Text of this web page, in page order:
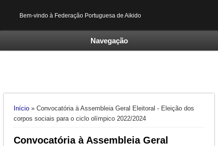
Bem-vindo à Federação Portuguesa de Aikido
Navegação
Está aqui
Início» Convocatória à Assembleia Geral Eleitoral - Eleição dos
corpos sociais para o ciclo olímpico 2022/2024
Convocatória à Assembleia Geral